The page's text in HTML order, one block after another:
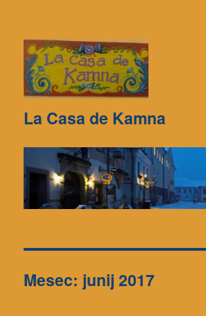
La Casa de Kamna
Mesec: junij 2017